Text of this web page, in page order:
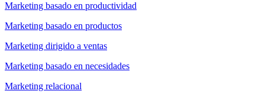
Marketing basado en productividad
Marketing basado en productos
Marketing dirigido a ventas
Marketing basado en necesidades
Marketing relacional